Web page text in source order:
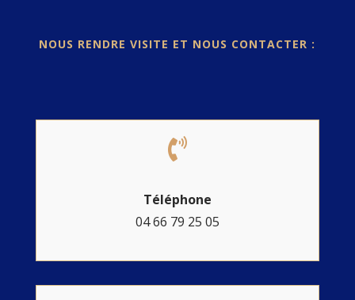
NOUS RENDRE VISITE ET NOUS CONTACTER :

Téléphone
04 66 79 25 05